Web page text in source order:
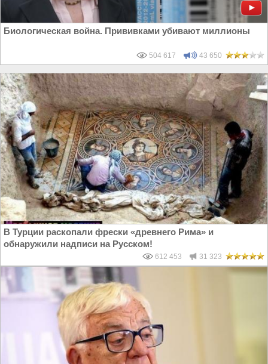
Биологическая война. Прививками убивают миллионы
504 617 43 650
В Турции раскопали фрески «древнего Рима» и
обнаружили надписи на Русском!
612 453 31 323